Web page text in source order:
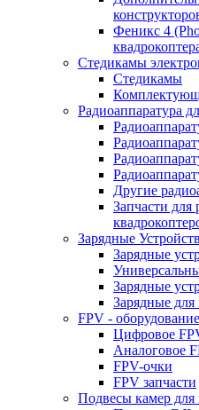
Феникс 4
Cтедикамы
Стедикамы
Радиоаппаратура
Другие
Запчасти для
Зарядные
Зарядные
Зарядные
Зарядные для
FPV - оборудование
Цифровое
Аналоговое
FPV-очки
FPV запчасти
Подвесы камер для